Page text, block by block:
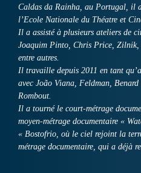
Caldas da Rainha, au Portugal, il
l’Ecole Nationale du Théatre et
Il a assisté à plusieurs ateliers de
Joaquim Pinto, Chris Price, Zilnik,
entre autres.
Il travaille depuis 2011 en tant
avec João Viana, Feldman,
Rombout.
Il a tourné le court-métrage
moyen-métrage documentaire «
« Bostofrio, où le ciel rejoint la
métrage documentaire, qui a déjà